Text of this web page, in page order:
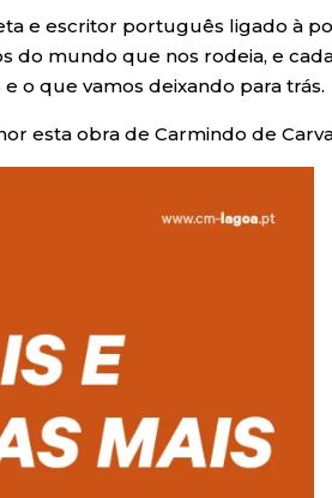
e escritor português ligado à
do mundo que nos rodeia, e
o que vamos deixando para trás.
esta obra de Carmindo de